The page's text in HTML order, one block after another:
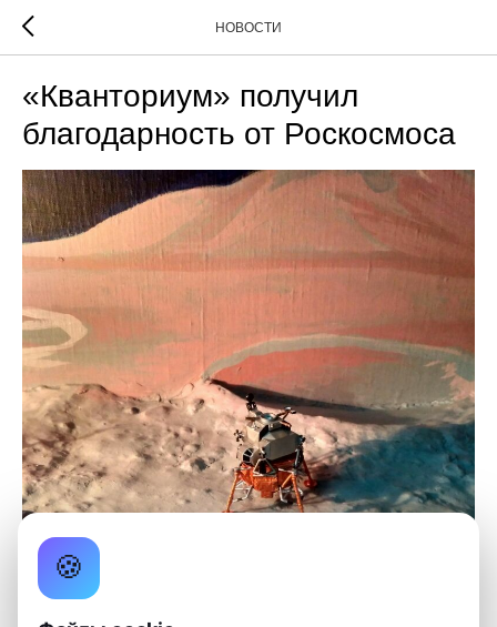
НОВОСТИ
«Кванториум» получил
благодарность от Роскосмоса
🍪